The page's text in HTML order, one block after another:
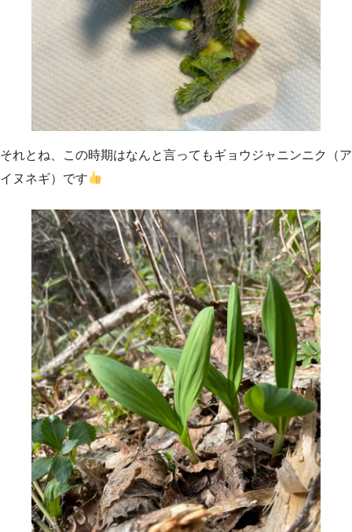
それとね、この時期はなんと言ってもギョウジャニンニク（ア
イヌネギ）です